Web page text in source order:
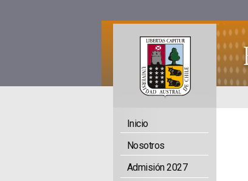
Inicio
Nosotros
Admisión 2027